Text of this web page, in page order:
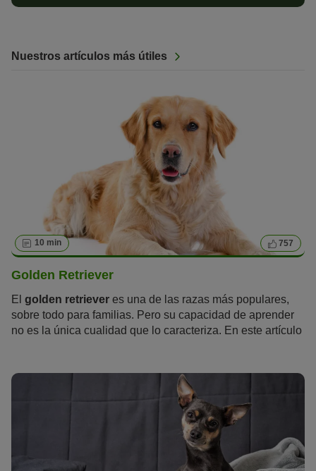
Nuestros artículos más útiles
10 min 757
Golden Retriever
El golden retriever es una de las razas más populares,
sobre todo para familias. Pero su capacidad de aprender
no es la única cualidad que lo caracteriza. En este artículo